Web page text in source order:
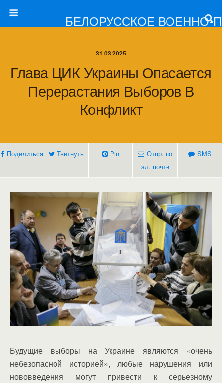
БЕЛОРУССКОЕ ВОЕННО-
31.03.2025
Глава ЦИК Украины Опасается
Перерастания Выборов В
Конфликт
Поделиться Твитнуть Pin
Отпр. по
эл. почте
SMS
Будущие выборы на Украине являются «очень
небезопасной историей», любые нарушения или
нововведения могут привести к серьезному